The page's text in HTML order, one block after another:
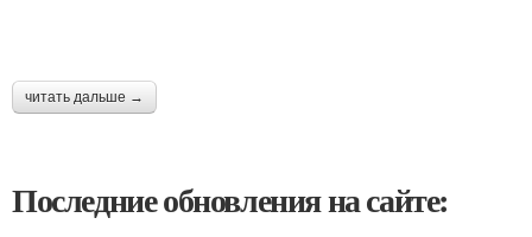
читать дальше →
Последние обновления на сайте: